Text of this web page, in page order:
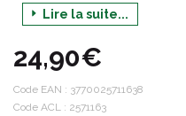
Pour soutenir les fonctions
avons développé un
7 actifs d’origine végétale
leurs bienfaits.
Elle combine du charbon
absorber les toxines, avec du
Lire la suite...
24,90€
Code EAN : 3770025711638
Code ACL : 2571163